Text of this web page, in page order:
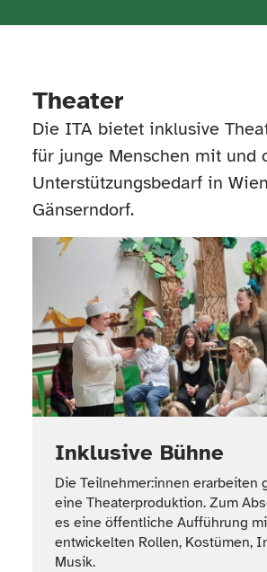
Theater
Die ITA bietet inklusive
für junge Menschen mit und
Unterstützungsbedarf in
Gänserndorf.
Inklusive Bühne
Die Teilnehmer:innen erarbeiten
eine Theaterproduktion. Zum
es eine öffentliche Aufführung
entwickelten Rollen, Kostümen,
Musik.